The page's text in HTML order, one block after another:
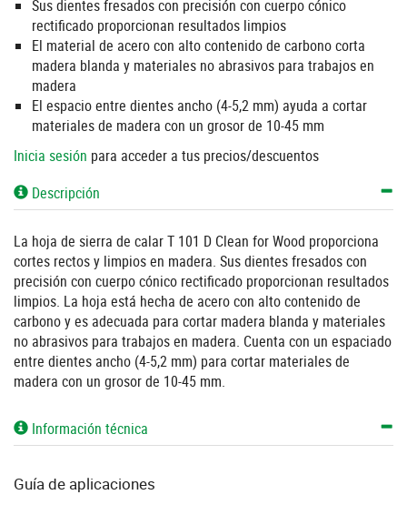
Sus dientes fresados con precisión con cuerpo cónico
rectificado proporcionan resultados limpios
El material de acero con alto contenido de carbono corta
madera blanda y materiales no abrasivos para trabajos en
madera
El espacio entre dientes ancho (4-5,2 mm) ayuda a cortar
materiales de madera con un grosor de 10-45 mm
Inicia sesión para acceder a tus precios/descuentos
Descripción
La hoja de sierra de calar T 101 D Clean for Wood proporciona
cortes rectos y limpios en madera. Sus dientes fresados con
precisión con cuerpo cónico rectificado proporcionan resultados
limpios. La hoja está hecha de acero con alto contenido de
carbono y es adecuada para cortar madera blanda y materiales
no abrasivos para trabajos en madera. Cuenta con un espaciado
entre dientes ancho (4-5,2 mm) para cortar materiales de
madera con un grosor de 10-45 mm.
Información técnica
Guía de aplicaciones